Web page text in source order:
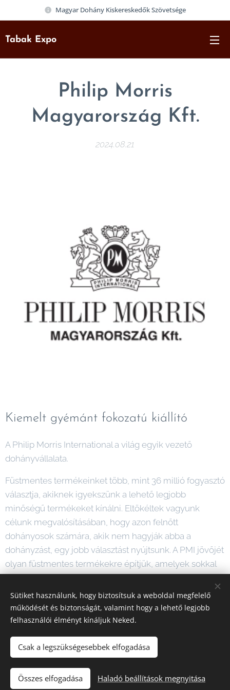
Magyar Dohány Kiskereskedők Szövetsége
Tabak Expo
Philip Morris
Magyarország Kft.
2024.08.21
Kiemelt gyémánt fokozatú kiállító
A Philip Morris International a világ egyik vezető
dohányvállalata.
Füstmentes termékeinket több, mint 36 millió fogyasztó
választja, akiknek igyekszünk a lehető legjobb
minőségű termékeket kínálni. Eltökéltek vagyunk
célunk megvalósításában, hogy azon felnőtt
dohányosok számára, akik nem hagyják abba a
dohányzást, egy jobb választást nyújtsunk. A PMI jövőjét
olyan füstmentes termékekre építjük, amelyek sokkal
dohánytermékek fogyasztásának folytatása.
© 2024 Minden jog fenntartva
Adatkezelési tájékoztató|Részvételi feltételek
Nyereményszabályzat
Az oldalt a
Webnode Sütik
Sütiket használunk, hogy biztosítsuk a weboldal megfelelő
működését és biztonságát, valamint hogy a lehető legjobb
felhasználói élményt kínáljuk Neked.
Csak a legszükségesebbek elfogadása
Összes elfogadása Haladó beállítások megnyitása